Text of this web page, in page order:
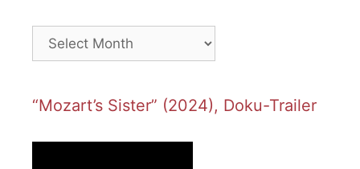
Archives
“Mozart’s Sister” (2024), Doku-Trailer